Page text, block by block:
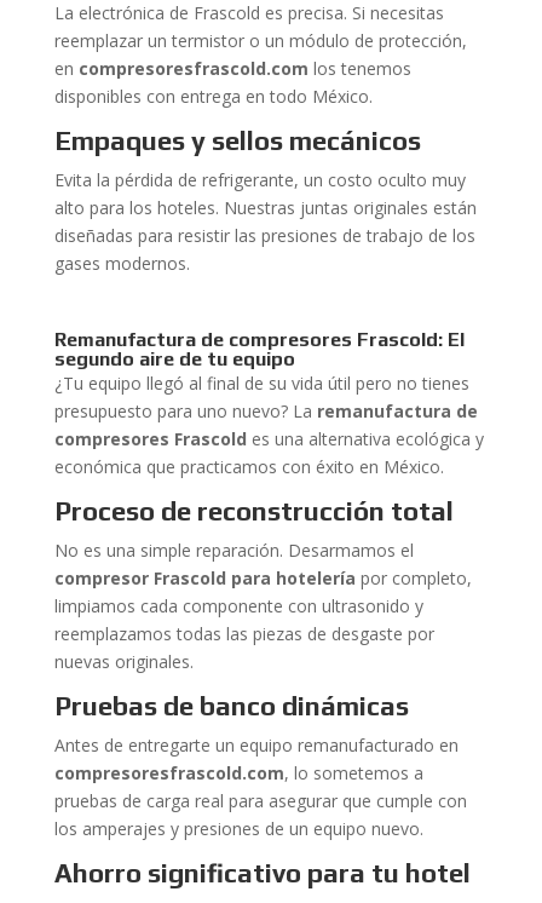
La electrónica de Frascold es precisa. Si necesitas
reemplazar un termistor o un módulo de protección,
en compresoresfrascold.com los tenemos
disponibles con entrega en todo México.
Empaques y sellos mecánicos
Evita la pérdida de refrigerante, un costo oculto muy
alto para los hoteles. Nuestras juntas originales están
diseñadas para resistir las presiones de trabajo de los
gases modernos.
Remanufactura de compresores Frascold: El
segundo aire de tu equipo
¿Tu equipo llegó al final de su vida útil pero no tienes
presupuesto para uno nuevo? La remanufactura de
compresores Frascold es una alternativa ecológica y
económica que practicamos con éxito en México.
Proceso de reconstrucción total
No es una simple reparación. Desarmamos el
compresor Frascold para hotelería por completo,
limpiamos cada componente con ultrasonido y
reemplazamos todas las piezas de desgaste por
nuevas originales.
Pruebas de banco dinámicas
Antes de entregarte un equipo remanufacturado en
compresoresfrascold.com, lo sometemos a
pruebas de carga real para asegurar que cumple con
los amperajes y presiones de un equipo nuevo.
Ahorro significativo para tu hotel